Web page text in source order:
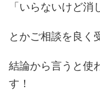
「いらないけど消
とかご相談を良く
結論から言うと使
す！